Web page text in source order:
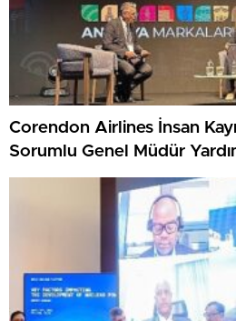
Corendon Airlines İnsan
Sorumlu Genel Müdür
“Z kuşağına yapılan
yapılan yatırımdır”